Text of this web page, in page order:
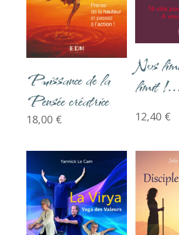
Puissance de la
Pensée créatrice
18,00 €
Nos
limit
12,40 €